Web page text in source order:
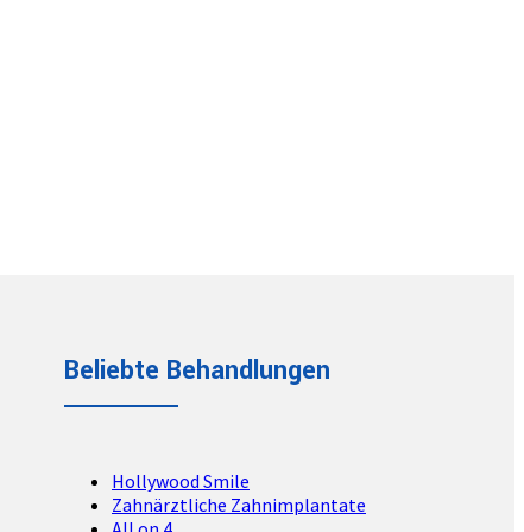
Beliebte Behandlungen
Hollywood Smile
Zahnärztliche Zahnimplantate